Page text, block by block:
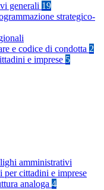
generali 19
strategico-
e codice di condotta 2
e imprese 5
amministrativi
cittadini e imprese
analoga 4